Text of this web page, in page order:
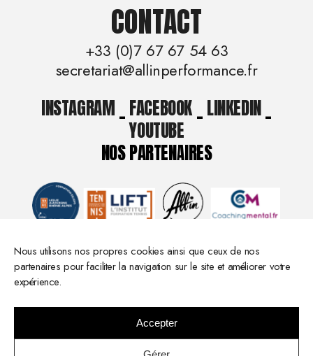
Nous utilisons nos propres cookies ainsi que ceux de nos
partenaires pour faciliter la navigation sur le site et améliorer votre
expérience.
Accepter
CONTACT
+33 (0)7 67 67 54 63
secretariat@allinperformance.fr
INSTAGRAM FACEBOOK_ LINKEDIN_
YOUTUBE
NOS PARTENAIRES
© 2026 All in Performance -Mentions légales- Réalisation :